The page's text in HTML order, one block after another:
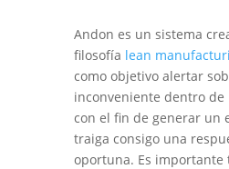
Andon es un sistema
filosofía lean
como objetivo alertar
inconveniente dentro de
con el fin de generar un
traiga consigo una
oportuna. Es importante